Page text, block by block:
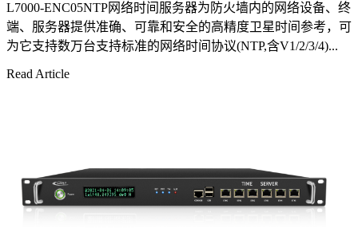
L7000-ENC05NTP网络时间服务器为防火墙内的网络设备、终
端、服务器提供准确、可靠和安全的高精度卫星时间参考，可
为它支持数万台支持标准的网络时间协议(NTP,含V1/2/3/4)...
Read Article